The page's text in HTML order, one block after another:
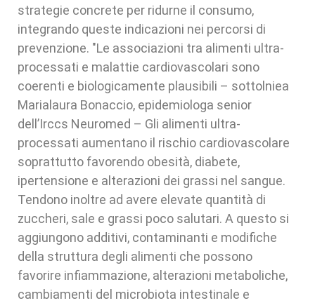
strategie concrete per ridurne il consumo,
integrando queste indicazioni nei percorsi di
prevenzione. "Le associazioni tra alimenti ultra-
processati e malattie cardiovascolari sono
coerenti e biologicamente plausibili – sottolniea
Marialaura Bonaccio, epidemiologa senior
dell’Irccs Neuromed – Gli alimenti ultra-
processati aumentano il rischio cardiovascolare
soprattutto favorendo obesità, diabete,
ipertensione e alterazioni dei grassi nel sangue.
Tendono inoltre ad avere elevate quantità di
zuccheri, sale e grassi poco salutari. A questo si
aggiungono additivi, contaminanti e modifiche
della struttura degli alimenti che possono
favorire infiammazione, alterazioni metaboliche,
cambiamenti del microbiota intestinale e